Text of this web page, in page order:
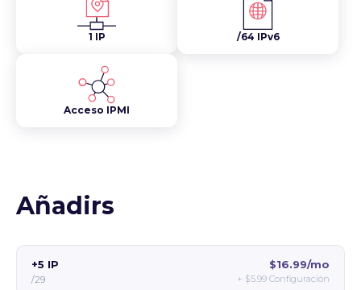
1 IP /64 IPv6
Acceso IPMI
Añadirs
+5 IP
/29
$16.99/mo
+ $5.99 Configuración